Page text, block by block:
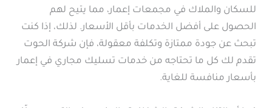
للسكان والملاك في مجمعات إعمار، مما يتيح لهم
الحصول على أفضل الخدمات بأقل الأسعار. لذلك، إذا كنت
تبحث عن جودة ممتازة وتكلفة معقولة، فإن شركة الحوت
تقدم لك كل ما تحتاجه من خدمات تسليك مجاري في إعمار
بأسعار منافسة للغاية.